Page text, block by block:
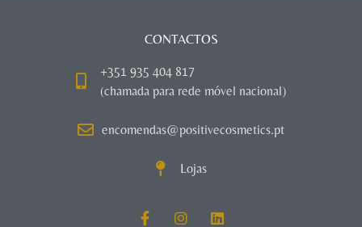
CONTACTOS
+351 935 404 817
(chamada para rede móvel nacional)
encomendas@positivecosmetics.pt
Lojas